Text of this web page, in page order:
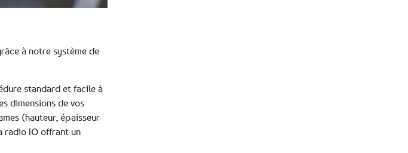
à notre système de
standard et facile à
dimensions de vos
(hauteur, épaisseur
radio IO offrant un